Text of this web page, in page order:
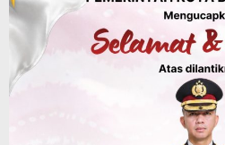
Sosial & Keagamaan
45 Pramuka
Jamnas XII Cibubur,
Peserta Berkebutuhan